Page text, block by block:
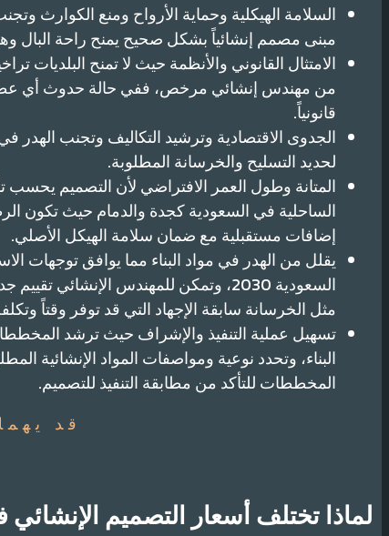
السلامة الهيكلية وحماية الأرواح ومنع الكوارث
مبنى مصمم إنشائياً بشكل صحيح يمنح راحة البال
الامتثال القانوني والأنظمة حيث لا تمنح البلديات
من مهندس إنشائي مرخص، ففي حالة حدوث أي عطل
قانونياً.
الجدوى الاقتصادية وترشيد التكاليف وتجنب
لحديد التسليح والخرسانة المطلوبة.
المتانة وطول العمر الافتراضي لأن التصميم يحسب
الساحلية في السعودية كجدة والدمام حيث تكون
إضافات مستقبلية مع ضمان سلامة الهيكل الأصلي.
يقلل من الهدر في مواد البناء مما يوافق توجهات
السعودية 2030، وتمكن للمهندس
مثل الخرسانة سابقة الإجهاد التي قد توفر وقتاً
تسهيل عملية التنفيذ والإشراف حيث ترشد المخططات
البناء، وتحدد نوعية ومواصفات المواد الإنشائية
المخططات للتأكد من مطابقة التنفيذ للتصميم.
قد
لماذا تختلف أسعار التصميم